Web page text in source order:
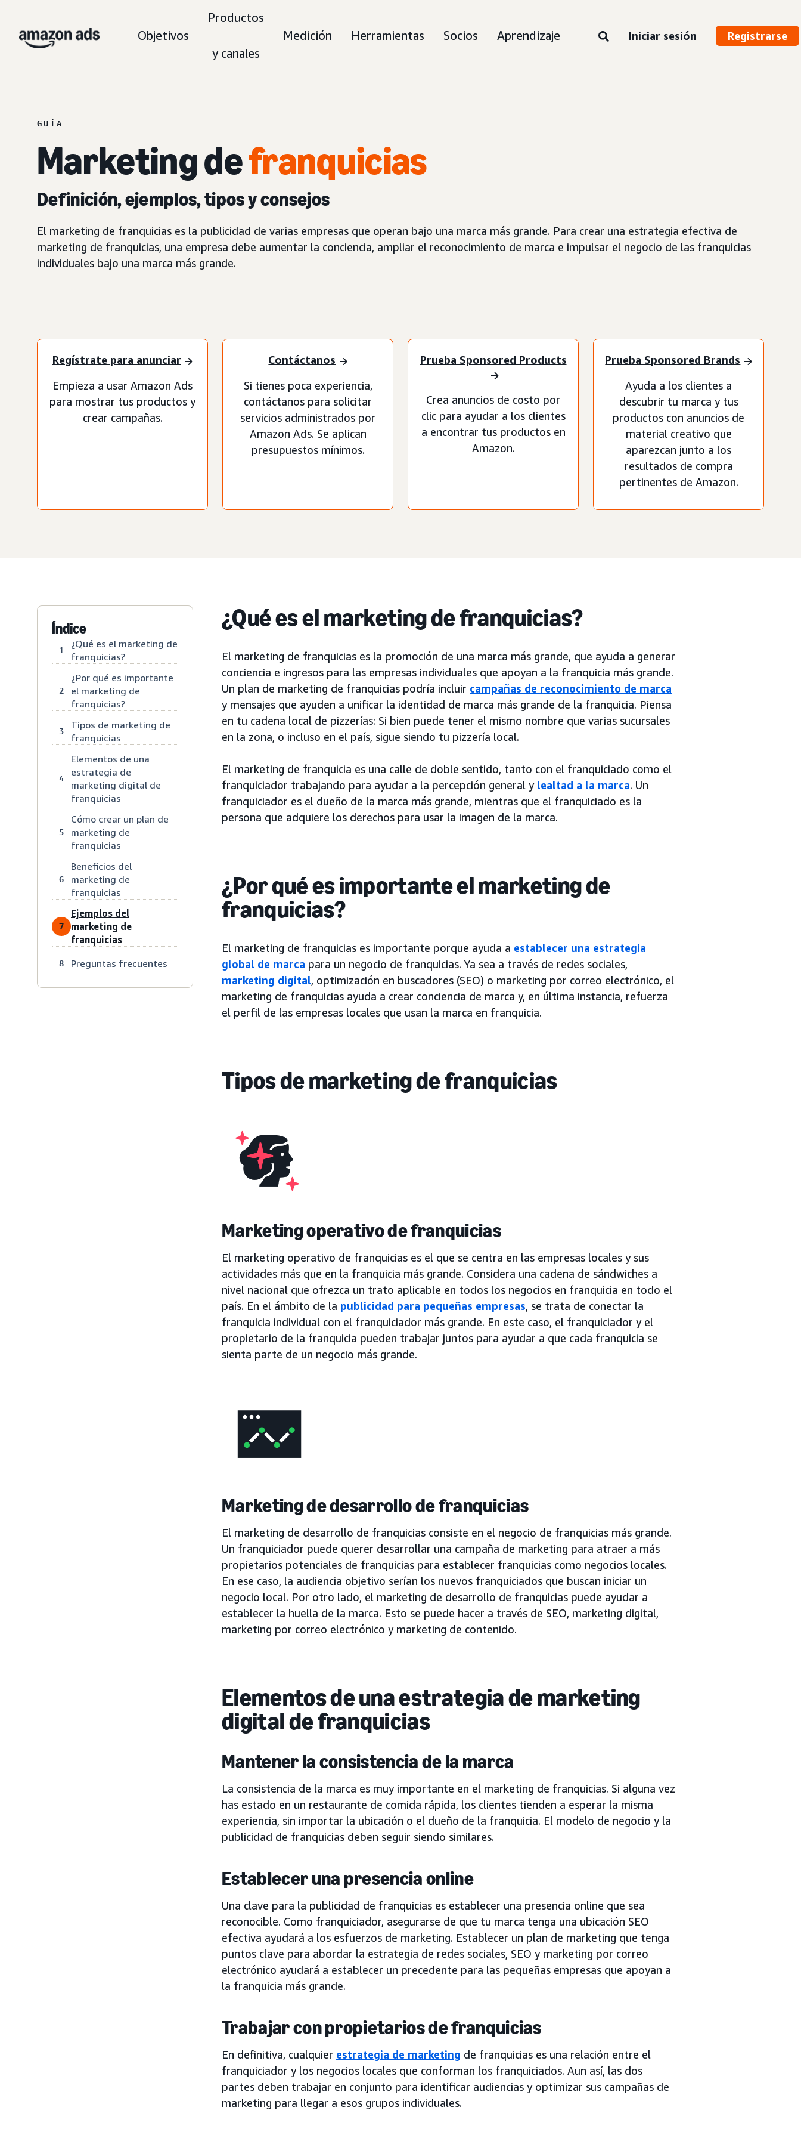
Objetivos
Productos
y canales
Medición Herramientas Socios Aprendizaje Iniciar sesión Registrarse
GUÍA
Marketing defranquicias
Definición, ejemplos, tipos y consejos
El marketing de franquicias es la publicidad de varias empresas que operan bajo una marca más grande. Para crear una estrategia efectiva de
marketing de franquicias, una empresa debe aumentar la conciencia, ampliar el reconocimiento de marca e impulsar el negocio de las franquicias
individuales bajo una marca más grande.
Regístrate para anunciar
Empieza a usar Amazon Ads
para mostrar tus productos y
crear campañas.
Contáctanos
Si tienes poca experiencia,
contáctanos para solicitar
servicios administrados por
Amazon Ads. Se aplican
presupuestos mínimos.
Prueba Sponsored Products
Crea anuncios de costo por
clic para ayudar a los clientes
a encontrar tus productos en
Amazon.
Prueba Sponsored Brands
Ayuda a los clientes a
descubrir tu marca y tus
productos con anuncios de
material creativo que
aparezcan junto a los
resultados de compra
pertinentes de Amazon.
Índice
1
¿Qué es el marketing de
franquicias?
2
¿Por qué es importante
el marketing de
franquicias?
3
Tipos de marketing de
franquicias
4
Elementos de una
estrategia de
marketing digital de
franquicias
5
Cómo crear un plan de
marketing de
franquicias
6
Beneficios del
marketing de
franquicias
7
Ejemplos del
marketing de
franquicias
8 Preguntas frecuentes
¿Qué es el marketing de franquicias?
El marketing de franquicias es la promoción de una marca más grande, que ayuda a generar
conciencia e ingresos para las empresas individuales que apoyan a la franquicia más grande.
Un plan de marketing de franquicias podría incluir campañas de reconocimiento de marca
y mensajes que ayuden a unificar la identidad de marca más grande de la franquicia. Piensa
en tu cadena local de pizzerías: Si bien puede tener el mismo nombre que varias sucursales
en la zona, o incluso en el país, sigue siendo tu pizzería local.
El marketing de franquicia es una calle de doble sentido, tanto con el franquiciado como el
franquiciador trabajando para ayudar a la percepción general y lealtad a la marca. Un
franquiciador es el dueño de la marca más grande, mientras que el franquiciado es la
persona que adquiere los derechos para usar la imagen de la marca.
¿Por qué es importante el marketing de
franquicias?
El marketing de franquicias es importante porque ayuda a establecer una estrategia
global de marca para un negocio de franquicias. Ya sea a través de redes sociales,
marketing digital, optimización en buscadores (SEO) o marketing por correo electrónico, el
marketing de franquicias ayuda a crear conciencia de marca y, en última instancia, refuerza
el perfil de las empresas locales que usan la marca en franquicia.
Tipos de marketing de franquicias
Marketing operativo de franquicias
El marketing operativo de franquicias es el que se centra en las empresas locales y sus
actividades más que en la franquicia más grande. Considera una cadena de sándwiches a
nivel nacional que ofrezca un trato aplicable en todos los negocios en franquicia en todo el
país. En el ámbito de la publicidad para pequeñas empresas, se trata de conectar la
franquicia individual con el franquiciador más grande. En este caso, el franquiciador y el
propietario de la franquicia pueden trabajar juntos para ayudar a que cada franquicia se
sienta parte de un negocio más grande.
Marketing de desarrollo de franquicias
El marketing de desarrollo de franquicias consiste en el negocio de franquicias más grande.
Un franquiciador puede querer desarrollar una campaña de marketing para atraer a más
propietarios potenciales de franquicias para establecer franquicias como negocios locales.
En ese caso, la audiencia objetivo serían los nuevos franquiciados que buscan iniciar un
negocio local. Por otro lado, el marketing de desarrollo de franquicias puede ayudar a
establecer la huella de la marca. Esto se puede hacer a través de SEO, marketing digital,
marketing por correo electrónico y marketing de contenido.
Elementos de una estrategia de marketing
digital de franquicias
Mantener la consistencia de la marca
La consistencia de la marca es muy importante en el marketing de franquicias. Si alguna vez
has estado en un restaurante de comida rápida, los clientes tienden a esperar la misma
experiencia, sin importar la ubicación o el dueño de la franquicia. El modelo de negocio y la
publicidad de franquicias deben seguir siendo similares.
Establecer una presencia online
Una clave para la publicidad de franquicias es establecer una presencia online que sea
reconocible. Como franquiciador, asegurarse de que tu marca tenga una ubicación SEO
efectiva ayudará a los esfuerzos de marketing. Establecer un plan de marketing que tenga
puntos clave para abordar la estrategia de redes sociales, SEO y marketing por correo
electrónico ayudará a establecer un precedente para las pequeñas empresas que apoyan a
la franquicia más grande.
Trabajar con propietarios de franquicias
En definitiva, cualquier estrategia de marketing de franquicias es una relación entre el
franquiciador y los negocios locales que conforman los franquiciados. Aun así, las dos
partes deben trabajar en conjunto para identificar audiencias y optimizar sus campañas de
marketing para llegar a esos grupos individuales.